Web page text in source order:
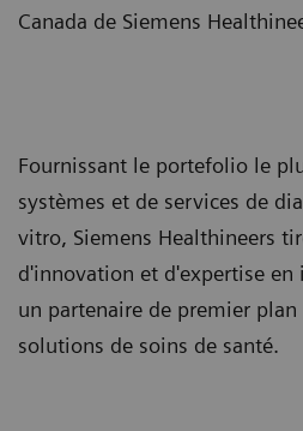
Canada de Siemens
Fournissant le portefolio le
systèmes et de services de
vitro, Siemens Healthineers
d'innovation et d'expertise
un partenaire de premier
solutions de soins de santé.